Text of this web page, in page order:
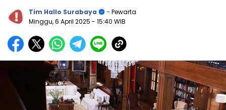
Tim Hallo Surabaya
- Pewarta
Minggu, 6 April 2025 - 15:40 WIB